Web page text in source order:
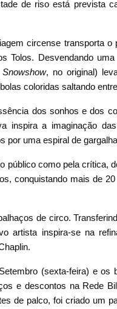
de riso está prevista
circense transporta
Tolos. Desvendando
Snowshow, no original)
coloridas saltando
dos sonhos e dos
inspira a imaginação
por uma espiral de
público como pela crítica,
conquistando mais de
de circo.
artista inspira-se na
(sexta-feira) e os
e descontos na Rede
de palco, foi criado um